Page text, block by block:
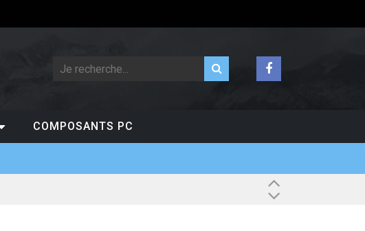
COMPOSANTS PC